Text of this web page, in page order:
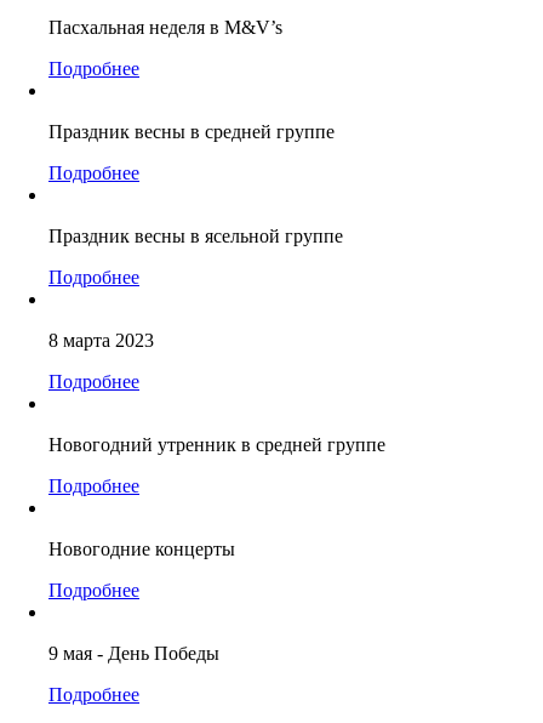
Пасхальная неделя в M&V’s
Подробнее
Праздник весны в средней группе
Подробнее
Праздник весны в ясельной группе
Подробнее
8 марта 2023
Подробнее
Новогодний утренник в средней группе
Подробнее
Новогодние концерты
Подробнее
9 мая - День Победы
Подробнее